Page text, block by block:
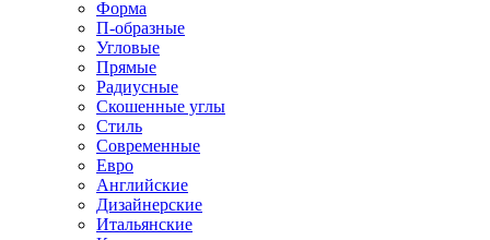
Форма
П-образные
Угловые
Прямые
Радиусные
Скошенные углы
Стиль
Современные
Евро
Английские
Дизайнерские
Итальянские